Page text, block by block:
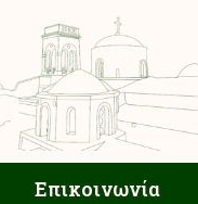
Επικοινωνία
Επικοινωνία